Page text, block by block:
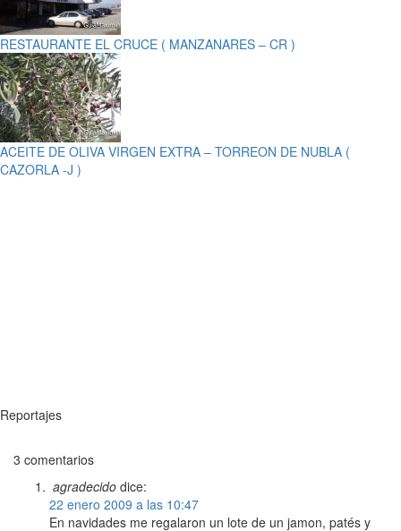
RESTAURANTE EL CRUCE ( MANZANARES – CR )
ACEITE DE OLIVA VIRGEN EXTRA – TORREON DE NUBLA (
CAZORLA -J )
Reportajes
3 comentarios
agradecido dice:
22 enero 2009 a las 10:47
En navidades me regalaron un lote de un jamon, patés y